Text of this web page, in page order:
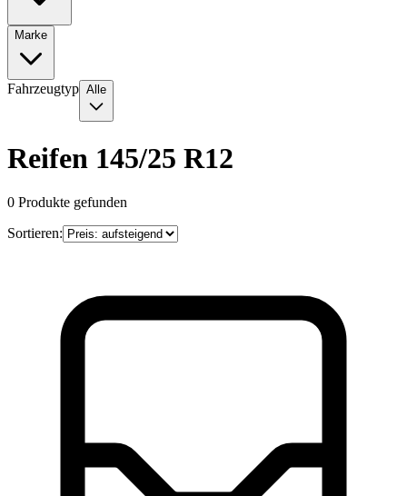
Marke
Fahrzeugtyp Alle
Reifen 145/25 R12
0 Produkte gefunden
Sortieren: